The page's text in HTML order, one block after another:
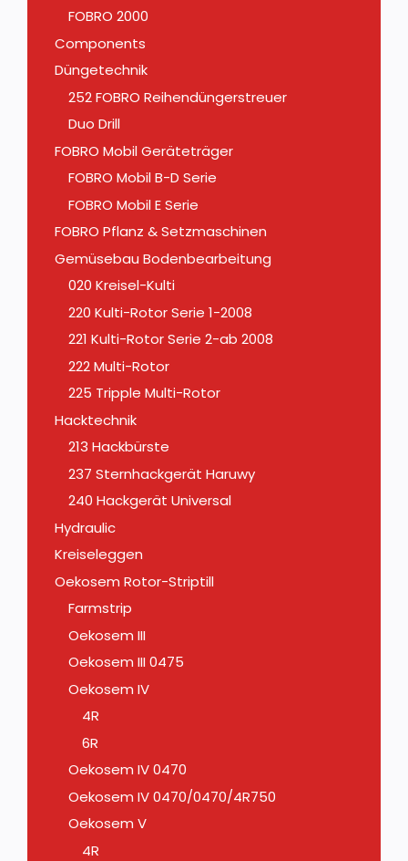
FOBRO 2000
Components
Düngetechnik
252 FOBRO Reihendüngerstreuer
Duo Drill
FOBRO Mobil Geräteträger
FOBRO Mobil B-D Serie
FOBRO Mobil E Serie
FOBRO Pflanz & Setzmaschinen
Gemüsebau Bodenbearbeitung
020 Kreisel-Kulti
220 Kulti-Rotor Serie 1-2008
221 Kulti-Rotor Serie 2-ab 2008
222 Multi-Rotor
225 Tripple Multi-Rotor
Hacktechnik
213 Hackbürste
237 Sternhackgerät Haruwy
240 Hackgerät Universal
Hydraulic
Kreiseleggen
Oekosem Rotor-Striptill
Farmstrip
Oekosem III
Oekosem III 0475
Oekosem IV
4R
6R
Oekosem IV 0470
Oekosem IV 0470/0470/4R750
Oekosem V
4R